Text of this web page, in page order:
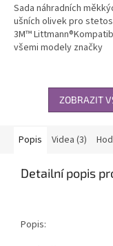
Sada náhradních
ušních olivek pro
3M™
všemi modely značky
ZOBRAZIT
Popis Videa (3)
Detailní popis
Popis: